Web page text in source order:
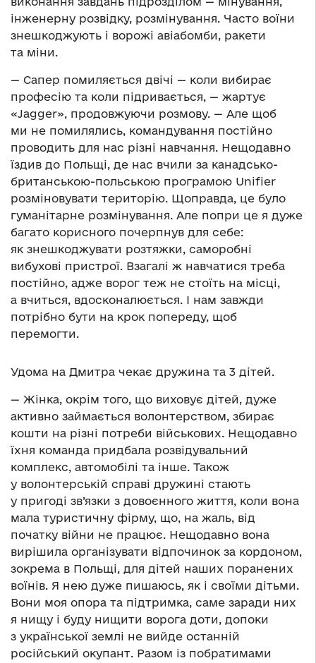
інженерну розвідку, розмінування. Часто воїни
знешкоджують і ворожі авіабомби, ракети
та міни.
— Сапер помиляється двічі — коли вибирає
професію та коли підривається, — жартує
«Jagger», продовжуючи розмову. — Але щоб
ми не помилялись, командування постійно
проводить для нас різні навчання. Нещодавно
їздив до Польщі, де нас вчили за канадсько-
британською-польською програмою Unifier
розміновувати територію. Щоправда, це було
гуманітарне розмінування. Але попри це я дуже
багато корисного почерпнув для себе:
як знешкоджувати розтяжки, саморобні
вибухові пристрої. Взагалі ж навчатися треба
постійно, адже ворог теж не стоїть на місці,
а вчиться, вдосконалюється. І нам завжди
потрібно бути на крок попереду, щоб
перемогти.
Удома на Дмитра чекає дружина та 3 дітей.
— Жінка, окрім того, що виховує дітей, дуже
активно займається волонтерством, збирає
кошти на різні потреби військових. Нещодавно
їхня команда придбала розвідувальний
комплекс, автомобілі та інше. Також
у волонтерській справі дружині стають
у пригоді зв’язки з довоєнного життя, коли вона
мала туристичну фірму, що, на жаль, від
початку війни не працює. Нещодавно вона
вирішила організувати відпочинок за кордоном,
зокрема в Польщі, для дітей наших поранених
воїнів. Я нею дуже пишаюсь, як і своїми дітьми.
Вони моя опора та підтримка, саме заради них
я нищу і буду нищити ворога доти, допоки
з української землі не вийде останній
російський окупант. Разом із побратимами